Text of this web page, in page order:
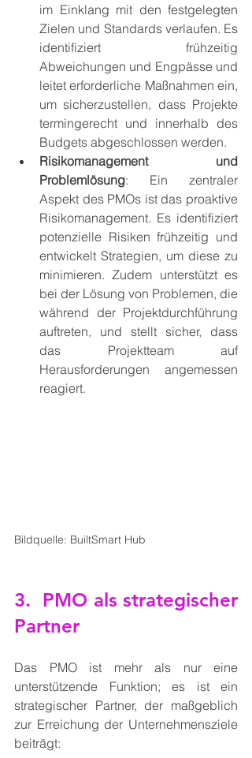
im Einklang mit den festgelegten
Zielen und Standards verlaufen. Es
identifiziert frühzeitig
Abweichungen und Engpässe und
leitet erforderliche Maßnahmen ein,
um sicherzustellen, dass Projekte
termingerecht und innerhalb des
Budgets abgeschlossen werden.
Risikomanagement und
Problemlösung: Ein zentraler
Aspekt des PMOs ist das proaktive
Risikomanagement. Es identifiziert
potenzielle Risiken frühzeitig und
entwickelt Strategien, um diese zu
minimieren. Zudem unterstützt es
bei der Lösung von Problemen, die
während der Projektdurchführung
auftreten, und stellt sicher, dass
das Projektteam auf
Herausforderungen angemessen
reagiert.
Bildquelle: BuiltSmart Hub
3.  PMO als strategischer
Partner
Das PMO ist mehr als nur eine
unterstützende Funktion; es ist ein
strategischer Partner, der maßgeblich
zur Erreichung der Unternehmensziele
beiträgt: